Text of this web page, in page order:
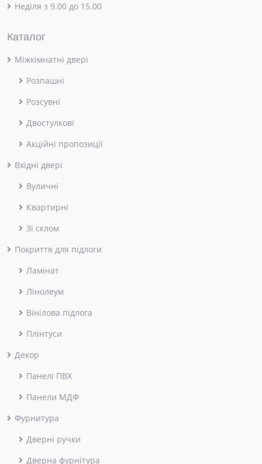
Неділя з 9.00 до 15.00
Каталог
Міжкімнатні двері
Розпашні
Розсувні
Двостулкові
Акційні пропозиції
Вхідні двері
Вуличні
Квартирні
Зі склом
Покриття для підлоги
Ламінат
Лінолеум
Вінілова підлога
Плінтуси
Декор
Панелі ПВХ
Панели МДФ
Фурнитура
Дверні ручки
Дверна фурнітура